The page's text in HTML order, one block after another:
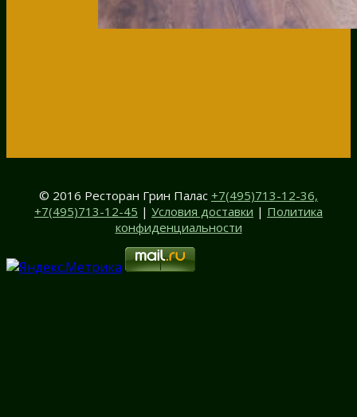
© 2016 Ресторан Грин Палас +7(495)713-12-36,
+7(495)713-12-45 | Условия доставки | Политика
конфиденциальности